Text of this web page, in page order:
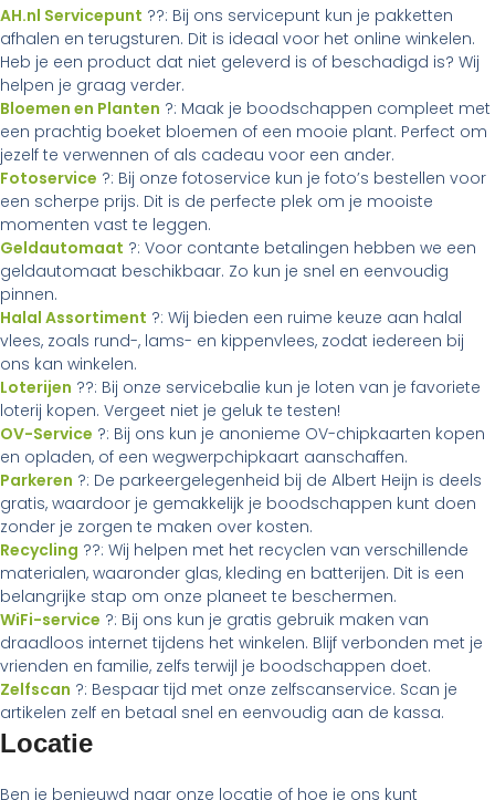
AH.nl Servicepunt ??: Bij ons servicepunt kun je pakketten
afhalen en terugsturen. Dit is ideaal voor het online winkelen.
Heb je een product dat niet geleverd is of beschadigd is? Wij
helpen je graag verder.
Bloemen en Planten ?: Maak je boodschappen compleet met
een prachtig boeket bloemen of een mooie plant. Perfect om
jezelf te verwennen of als cadeau voor een ander.
Fotoservice ?: Bij onze fotoservice kun je foto’s bestellen voor
een scherpe prijs. Dit is de perfecte plek om je mooiste
momenten vast te leggen.
Geldautomaat ?: Voor contante betalingen hebben we een
geldautomaat beschikbaar. Zo kun je snel en eenvoudig
pinnen.
Halal Assortiment ?: Wij bieden een ruime keuze aan halal
vlees, zoals rund-, lams- en kippenvlees, zodat iedereen bij
ons kan winkelen.
Loterijen ??: Bij onze servicebalie kun je loten van je favoriete
loterij kopen. Vergeet niet je geluk te testen!
OV-Service ?: Bij ons kun je anonieme OV-chipkaarten kopen
en opladen, of een wegwerpchipkaart aanschaffen.
Parkeren ?: De parkeergelegenheid bij de Albert Heijn is deels
gratis, waardoor je gemakkelijk je boodschappen kunt doen
zonder je zorgen te maken over kosten.
Recycling ??: Wij helpen met het recyclen van verschillende
materialen, waaronder glas, kleding en batterijen. Dit is een
belangrijke stap om onze planeet te beschermen.
WiFi-service ?: Bij ons kun je gratis gebruik maken van
draadloos internet tijdens het winkelen. Blijf verbonden met je
vrienden en familie, zelfs terwijl je boodschappen doet.
Zelfscan ?: Bespaar tijd met onze zelfscanservice. Scan je
artikelen zelf en betaal snel en eenvoudig aan de kassa.
Locatie
Ben je benieuwd naar onze locatie of hoe je ons kunt